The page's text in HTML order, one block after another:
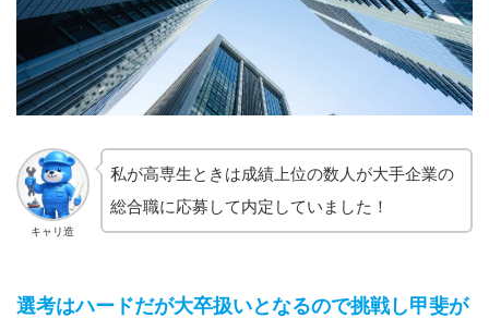
キャリ造
私が高専生ときは成績上位の数人が大手企業の
総合職に応募して内定していました！
選考はハードだが大卒扱いとなるので挑戦し甲斐が